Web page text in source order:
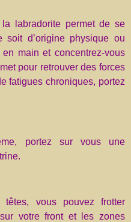
la labradorite permet de se
soit d’origine physique ou
main et concentrez-vous
pour retrouver des forces
fatigues chroniques, portez
portez sur vous une
vous pouvez frotter
votre front et les zones